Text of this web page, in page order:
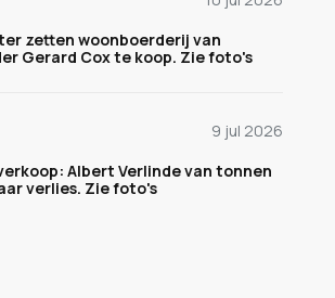
zetten woonboerderij van
Gerard Cox te koop. Zie foto's
9 jul 2026
Albert Verlinde van tonnen
verlies. Zie foto's